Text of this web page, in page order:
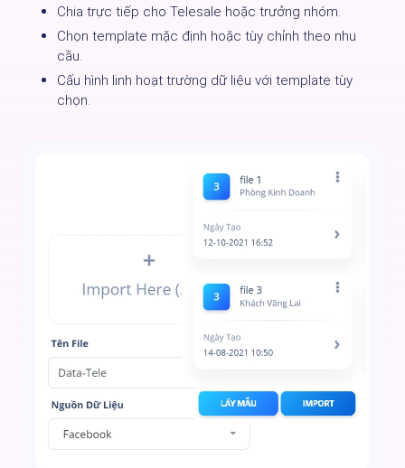
Chia trực tiếp cho Telesale hoặc trưởng nhóm.
Chọn template mặc định hoặc tùy chỉnh theo nhu
cầu.
Cấu hình linh hoạt trường dữ liệu với template tùy
chọn.